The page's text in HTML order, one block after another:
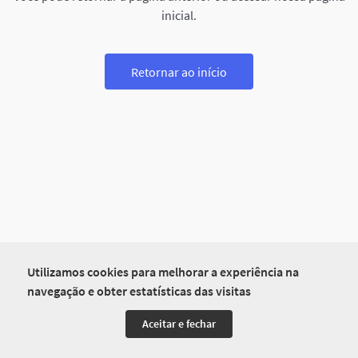
Utilizamos cookies para melhorar a experiência na
navegação e obter estatísticas das visitas
Aceitar e fechar
inicial.
Retornar ao início